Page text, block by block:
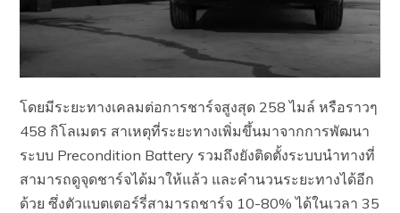
โดยมีระยะทางเคลมต่อการชาร์จสูงสุด 258 ไมล์ หรือราวๆ
458 กิโลเมตร สาเหตุที่ระยะทางเพิ่มขึ้นมาจากการพัฒนา
ระบบ Precondition Battery รวมถึงยังติดตั้งระบบนำทางที่
สามารถดูจุดชาร์จได้มาให้แล้ว และคำนวนระยะทางได้อีก
ด้วย ซึ่งตัวแบตเตอร์รี่สามารถชาร์จ 10-80% ได้ในเวลา 35